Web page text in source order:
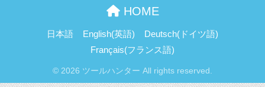
HOME
日本語 English(英語) Deutsch( ドイツ語)
Français(フランス語)
© 2026 ツールハンター All rights reserved.